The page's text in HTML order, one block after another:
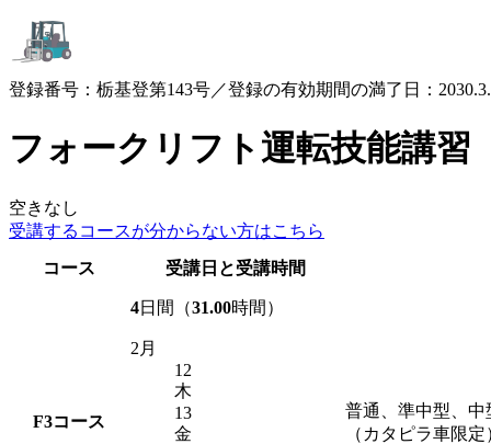
登録番号：栃基登第143号／登録の有効期間の満了日：
フォークリフト運転技能講習
空きなし
受講するコースが分からない方はこちら
コース
受講日と受講時間
F3コース
4日間（31.00時間）
2月
12
木
13
金
普通、準中型、
（カタピラ車限